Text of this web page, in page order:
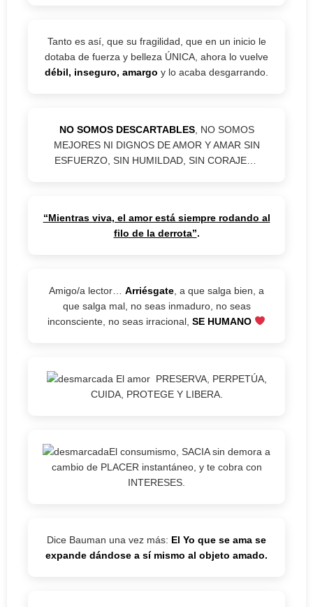
Tanto es así, que su fragilidad, que en un inicio le
dotaba de fuerza y belleza ÚNICA, ahora lo vuelve
débil, inseguro, amargo y lo acaba desgarrando.
NO SOMOS DESCARTABLES, NO SOMOS
MEJORES NI DIGNOS DE AMOR Y AMAR SIN
ESFUERZO, SIN HUMILDAD, SIN CORAJE…
“Mientras viva, el amor está siempre rodando al
filo de la derrota”.
Amigo/a lector… Arriésgate , a que salga bien, a
que salga mal, no seas inmaduro, no seas
inconsciente, no seas irracional, SE HUMANO
El amor PRESERVA, PERPETÚA,
CUIDA, PROTEGE Y LIBERA.
El consumismo, SACIA sin demora a
cambio de PLACER instantáneo, y te cobra con
INTERESES.
Dice Bauman una vez más: El Yo que se ama se
expande dándose a sí mismo al objeto amado.